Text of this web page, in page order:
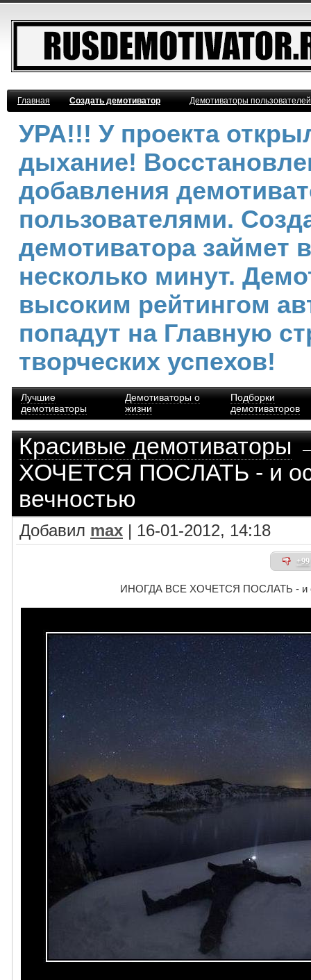
Главная Создать демотиватор Демотиваторы
УРА!!! У проекта
дыхание!
добавления
пользователями.
демотиватора займет
несколько минут.
высоким рейтингом
попадут на Главную
творческих успехов!
Лучшие
демотиваторы
Демотиваторы о
жизни
Подборки
демотиваторов
Красивые демотиваторы
ХОЧЕТСЯ ПОСЛАТЬ - и
вечностью
Добавил max | 16-01-2012, 14:18
+99
ИНОГДА ВСЕ ХОЧЕТСЯ ПОСЛАТЬ - и